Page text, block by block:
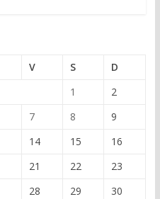
V S
D
1
2
7 8
9
14 15
16
21 22
23
28 29
30